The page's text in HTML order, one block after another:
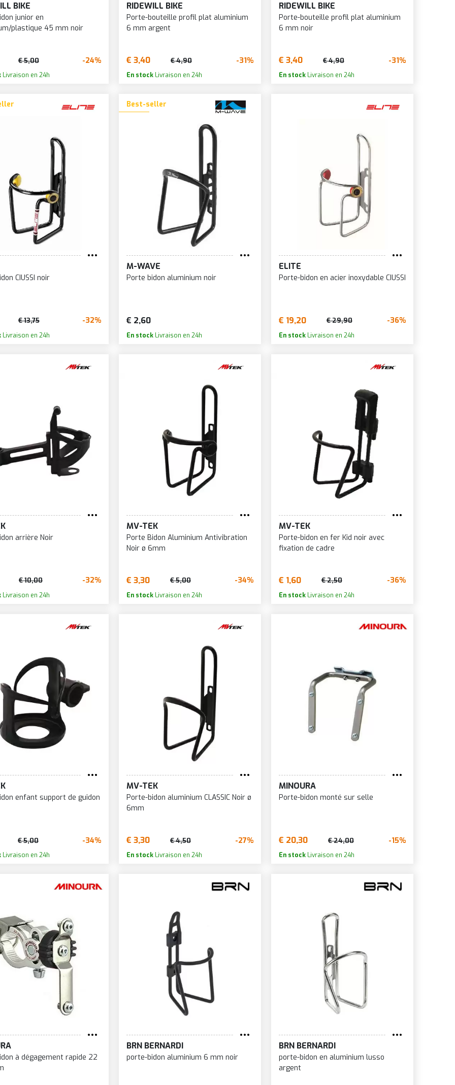
BIKE
junior en
plastique 45 mm noir
€ 5,00 -24%
Livraison en 24h
RIDEWILL BIKE
Porte-bouteille profil plat aluminium
6 mm argent
€ 3,40 € 4,90 -31%
En stockLivraison en 24h
RIDEWILL BIKE
Porte-bouteille profil plat aluminium
6 mm noir
€ 3,40 € 4,90 -31%
En stockLivraison en 24h
CIUSSI noir
€ 13,75 -32%
Livraison en 24h
Best-seller
M-WAVE
Porte bidon aluminium noir
€ 2,60
En stockLivraison en 24h
ELITE
Porte-bidon en acier inoxydable CIUSSI
€ 19,20 € 29,90 -36%
En stockLivraison en 24h
arrière Noir
€ 10,00 -32%
Livraison en 24h
MV-TEK
Porte Bidon Aluminium Antivibration
Noir ø 6mm
€ 3,30 € 5,00 -34%
En stockLivraison en 24h
MV-TEK
Porte-bidon en fer Kid noir avec
fixation de cadre
€ 1,60 € 2,50 -36%
En stockLivraison en 24h
enfant support de guidon
€ 5,00 -34%
Livraison en 24h
MV-TEK
Porte-bidon aluminium CLASSIC Noir ø
6mm
€ 3,30 € 4,50 -27%
En stockLivraison en 24h
MINOURA
Porte-bidon monté sur selle
€ 20,30 € 24,00 -15%
En stockLivraison en 24h
à dégagement rapide 22
BRN BERNARDI
porte-bidon aluminium 6 mm noir
BRN BERNARDI
porte-bidon en aluminium lusso
argent